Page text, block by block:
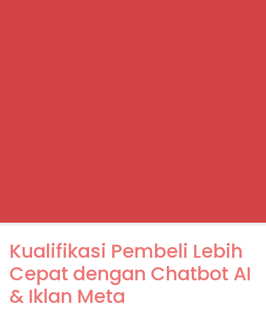
Kualifikasi Pembeli Lebih
Cepat dengan Chatbot AI
& Iklan Meta